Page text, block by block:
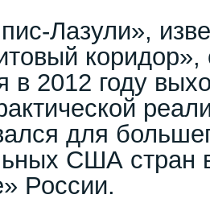
Лазули»,
коридор»,
в 2012 году
для
США стран
России.